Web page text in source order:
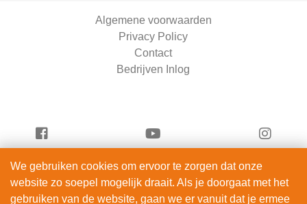
Algemene voorwaarden
Privacy Policy
Contact
Bedrijven Inlog
Vandaag Beauty is onderdeel van
ServiceRight B.V. | KVK 90914872
We gebruiken cookies om ervoor te zorgen dat onze
website zo soepel mogelijk draait. Als je doorgaat met het
gebruiken van de website, gaan we er vanuit dat je ermee